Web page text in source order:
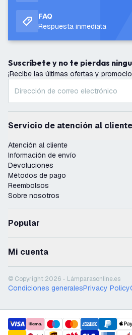
FAQ
Respuesta inmediata
Suscríbete y no te pierdas
¡Recibe las últimas ofertas y
Servicio de atención al cliente
Atención al cliente
Información de envío
Devoluciones
Métodos de pago
Reembolsos
Sobre nosotros
Popular
Mi cuenta
© Copyright 2026 - Lámparasonline.es
Condiciones generalesPrivacy Policy
payment methods